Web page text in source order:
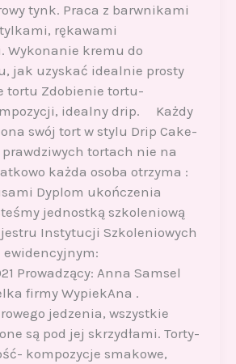
tynk. Praca z barwnikami
rękawami
Wykonanie kremu do
jak uzyskać idealnie prosty
tortu Zdobienie tortu-
idealny drip. Każdy
swój tort w stylu Drip Cake-
tortach nie na
każda osoba otrzyma :
Dyplom ukończenia
jednostką szkoleniową
Instytucji Szkoleniowych
Prowadzący: Anna Samsel
firmy WypiekAna .
jedzenia, wszystkie
są pod jej skrzydłami. Torty-
kompozycje smakowe,